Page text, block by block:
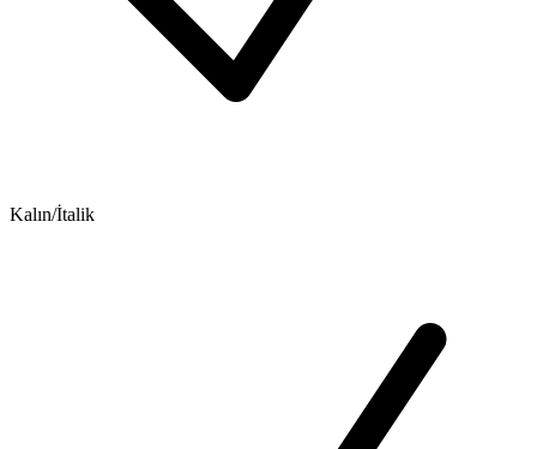
Kalın/İtalik